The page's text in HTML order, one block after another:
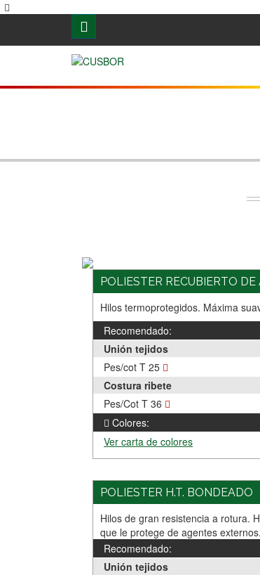
POLIESTER RECUBIERTO
Hilos termoprotegidos. Máxima
Recomendado:
Unión tejidos
Pes/cot T 25
Costura ribete
Pes/Cot T 36
Colores:
Ver carta de colores
POLIESTER H.T. BONDEADO
Hilos de gran resistencia a rotura.
que le protege de agentes
Recomendado:
Unión tejidos